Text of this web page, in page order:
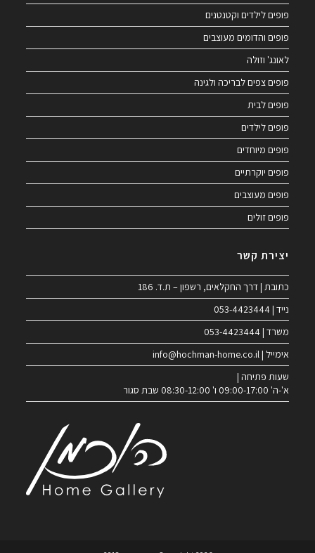
פופים לילדים וקטנטנים
פופים והדומים מעוצבים
לאונג' וזולה
פופים צפים לבריכה ולגינה
פופים לבית
פופים לילדים
פופים מיוחדים
פופים יוקרתיים
פופים מעוצבים
פופים זולים
יצירת קשר
כתובת | דרך החקלאים, רשפון – ת.ד. 186
נייד | 053-4423444
משרד | 053-4423444
אימייל | info@hochman-home.co.il
שעות פתיחה |
א'-ה' 09:00-17:00 ו' 08:30-12:00 שבת סגור